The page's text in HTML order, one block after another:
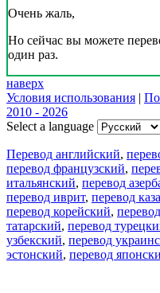
Очень жаль,
Но сейчас вы можете
один раз.
наверх
Условия использования |
2010 - 2026
Select a language
Перевод английский,
перевод французский,
итальянский, перевод
перевод иврит, перевод
перевод корейский,
татарский, перевод
узбекский, перевод
эстонский, перевод